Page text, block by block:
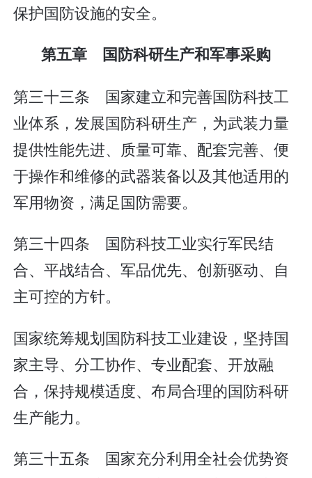
保护国防设施的安全。
第五章 国防科研生产和军事采购
第三十三条 国家建立和完善国防科技工
业体系，发展国防科研生产，为武装力量
提供性能先进、质量可靠、配套完善、便
于操作和维修的武器装备以及其他适用的
军用物资，满足国防需要。
第三十四条 国防科技工业实行军民结
合、平战结合、军品优先、创新驱动、自
主可控的方针。
国家统筹规划国防科技工业建设，坚持国
家主导、分工协作、专业配套、开放融
合，保持规模适度、布局合理的国防科研
生产能力。
第三十五条 国家充分利用全社会优势资